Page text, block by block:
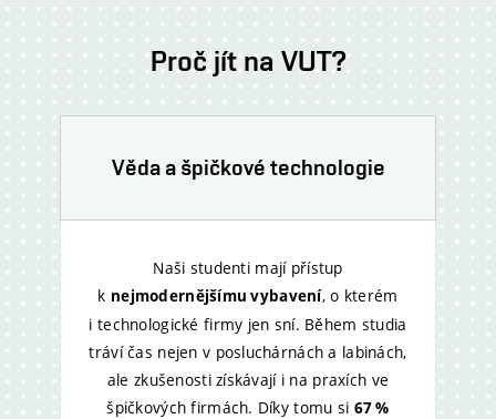
Proč jít na VUT?
Věda a špičkové technologie
Naši studenti mají přístup
k nejmodernějšímu vybavení, o kterém
i technologické firmy jen sní. Během studia
tráví čas nejen v posluchárnách a labinách,
ale zkušenosti získávají i na praxích ve
špičkových firmách. Díky tomu si 67 %